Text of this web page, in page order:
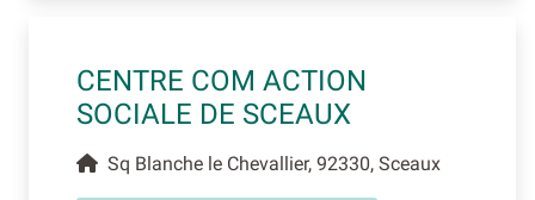
CENTRE COM ACTION
SOCIALE DE SCEAUX
Sq Blanche le Chevallier, 92330, Sceaux